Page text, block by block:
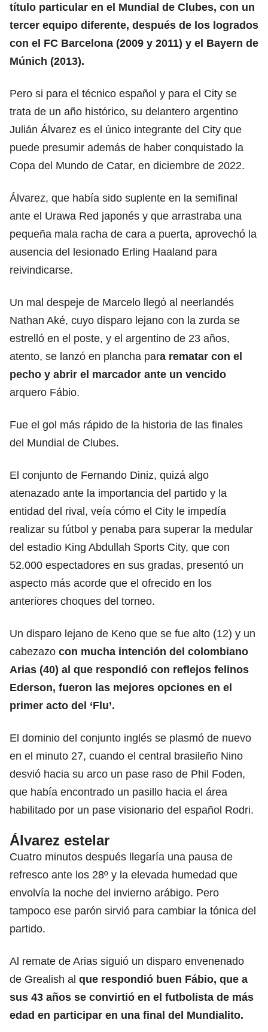
título particular en el Mundial de Clubes, con un
tercer equipo diferente, después de los logrados
con el FC Barcelona (2009 y 2011) y el Bayern de
Múnich (2013).
Pero si para el técnico español y para el City se
trata de un año histórico, su delantero argentino
Julián Álvarez es el único integrante del City que
puede presumir además de haber conquistado la
Copa del Mundo de Catar, en diciembre de 2022.
Álvarez, que había sido suplente en la semifinal
ante el Urawa Red japonés y que arrastraba una
pequeña mala racha de cara a puerta, aprovechó la
ausencia del lesionado Erling Haaland para
reivindicarse.
Un mal despeje de Marcelo llegó al neerlandés
Nathan Aké, cuyo disparo lejano con la zurda se
estrelló en el poste, y el argentino de 23 años,
atento, se lanzó en plancha para rematar con el
pecho y abrir el marcador ante un vencido
arquero Fábio.
Fue el gol más rápido de la historia de las finales
del Mundial de Clubes.
El conjunto de Fernando Diniz, quizá algo
atenazado ante la importancia del partido y la
entidad del rival, veía cómo el City le impedía
realizar su fútbol y penaba para superar la medular
del estadio King Abdullah Sports City, que con
52.000 espectadores en sus gradas, presentó un
aspecto más acorde que el ofrecido en los
anteriores choques del torneo.
Un disparo lejano de Keno que se fue alto (12) y un
cabezazo con mucha intención del colombiano
Arias (40) al que respondió con reflejos felinos
Ederson, fueron las mejores opciones en el
primer acto del ‘Flu’.
El dominio del conjunto inglés se plasmó de nuevo
en el minuto 27, cuando el central brasileño Nino
desvió hacia su arco un pase raso de Phil Foden,
que había encontrado un pasillo hacia el área
habilitado por un pase visionario del español Rodri.
Álvarez estelar
Cuatro minutos después llegaría una pausa de
refresco ante los 28º y la elevada humedad que
envolvía la noche del invierno arábigo. Pero
tampoco ese parón sirvió para cambiar la tónica del
partido.
Al remate de Arias siguió un disparo envenenado
de Grealish al que respondió buen Fábio, que a
sus 43 años se convirtió en el futbolista de más
edad en participar en una final del Mundialito.